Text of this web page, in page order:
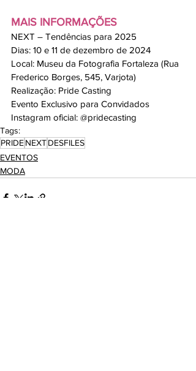
MAIS INFORMAÇÕES
NEXT – Tendências para 2025
Dias: 10 e 11 de dezembro de 2024
Local: Museu da Fotografia Fortaleza (Rua
Frederico Borges, 545, Varjota)
Realização: Pride Casting
Evento Exclusivo para Convidados
Instagram oficial: @pridecasting
Tags:
PRIDENEXTDESFILES
EVENTOS
MODA